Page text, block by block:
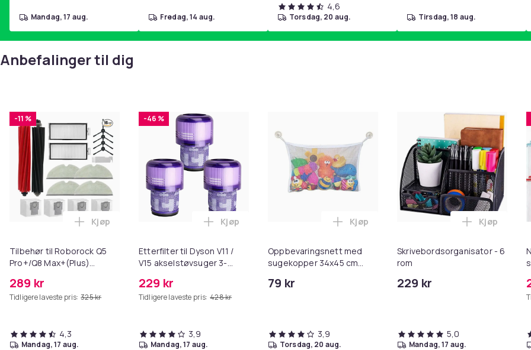
mandag, 17 aug. fredag, 14 aug.
4,6
torsdag, 20 aug. tirsdag, 18 aug.
Anbefalinger til dig
-11 %
Tilbehør til Roborock Q5
Pro+/Q8 Max+(Plus)
289 kr
Tidligere laveste pris: 325 kr
Legg Tilbehør til Roborock Q5 Pro+/Q8 Max+(Plus) robotstøvsuger i handlekurven
Kjøp
4,3
mandag, 17 aug.
-46 %
Etterfilter til Dyson V11 /
V15 akselstøvsuger 3-
229 kr
Tidligere laveste pris: 428 kr
Legg Etterfilter til Dyson V11 / V15 akselstøvsuger 3-pakning i
Kjøp
3,9
mandag, 17 aug.
Oppbevaringsnett med
sugekopper 34x45 cm
79 kr
Legg Oppbevaringsnett med sugekopper
Kjøp
3,9
torsdag, 20 aug.
Skrivebordsorganisator - 6
rom
229 kr
Legg
Kjøp
5,0
mandag, 17 aug.